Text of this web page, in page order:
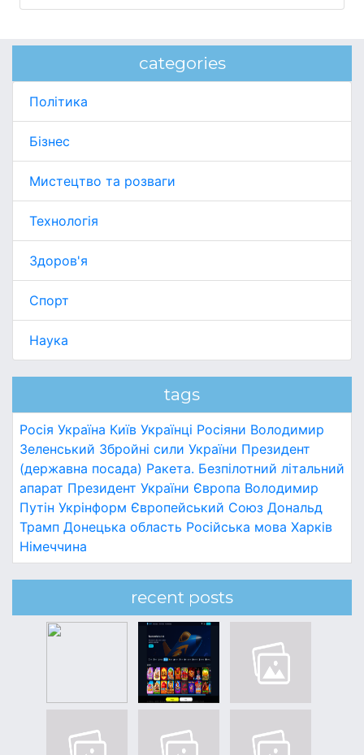
categories
Політика
Бізнес
Мистецтво та розваги
Технологія
Здоров'я
Спорт
Наука
tags
Росія Україна Київ Українці Росіяни Володимир
Зеленський Збройні сили України Президент
(державна посада) Ракета. Безпілотний літальний
апарат Президент України Європа Володимир
Путін Укрінформ Європейський Союз Дональд
Трамп Донецька область Російська мова Харків
Німеччина
recent posts